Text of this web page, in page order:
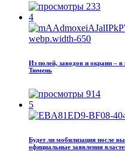
233
4
Из полей, заводов и окраин –
Тюмень
914
5
Будет ли мобилизация после
официальные заявления